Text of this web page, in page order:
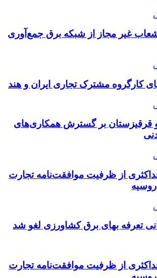
انشعاب غیر مجاز از شبکه برق جمع‌آوری
کارگروه مشترک تجاری ایران و هند
و قرقیزستان بر گسترش همکاری‌های
از ظرفیت موافقت‌نامه تجارت
روسیه
تعرفه بهای برق کشاورزی لغو شد
از ظرفیت موافقت‌نامه تجارت